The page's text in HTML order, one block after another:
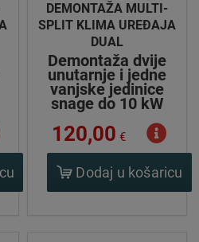
DEMONTAŽA MULTI-
SPLIT KLIMA UREĐAJA
DUAL
Demontaža dvije
unutarnje i jedne
vanjske jedinice
snage do 10 kW
120,00 €
Dodaj u košaricu